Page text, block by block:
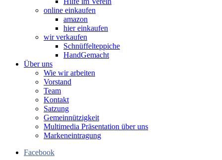
online einkaufen
amazon
hier einkaufen
wir verkaufen
Schnüffelteppiche
HandGemacht
Über uns
Wie wir arbeiten
Vorstand
Team
Kontakt
Satzung
Gemeinnützigkeit
Multimedia Präsentation über uns
Markeneintragung
Facebook